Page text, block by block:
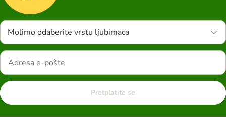
Molimo odaberite vrstu ljubimaca
Pretplatite se